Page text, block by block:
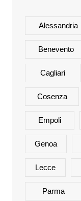
Alessandria
Benevento
Cagliari
Cosenza
Empoli
Genoa
Lecce
Parma